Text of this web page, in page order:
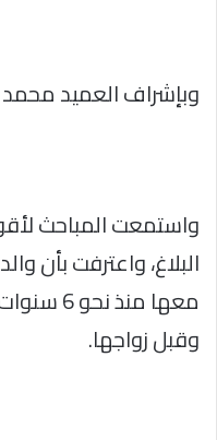
وبإشراف العميد
واستمعت المباحث
البلاغ، واعترفت بأن
معها
وقبل زواجها.